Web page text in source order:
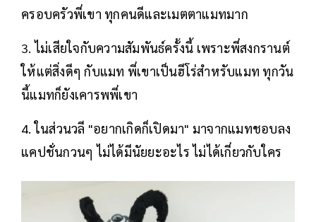
ครอบครัวพี่เขา ทุกคนดีและเมตตาแมทมาก
3. ไม่เสียใจกับความสัมพันธ์ครั้งนี้ เพราะพี่สงกรานต์
ให้แต่สิ่งดีๆ กับแมท พี่เขาเป็นฮีโร่สำหรับแมท ทุกวัน
นี้แมทก็ยังเคารพพี่เขา
4. ในส่วนวลี "อยากเกิดก็เปิดมา" มาจากแมทชอบลง
แคปชั่นกวนๆ ไม่ได้มีนัยยะอะไร ไม่ได้เกี่ยวกับใคร